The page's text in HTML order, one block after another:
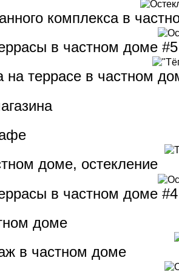
комплекса в
в частном доме #5
на террасе в частном
доме, остекление
в частном доме #4
доме
в частном доме